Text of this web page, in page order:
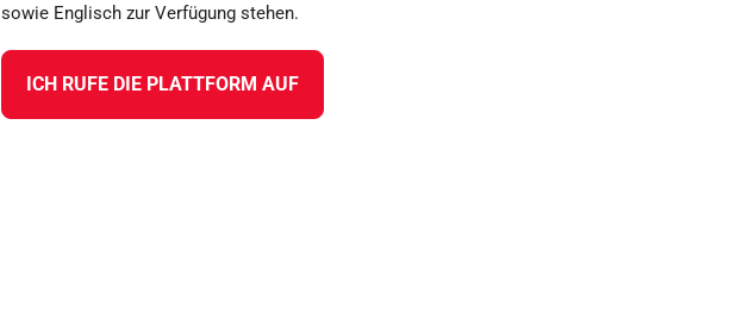
sowie Englisch zur Verfügung stehen.
ICH RUFE DIE PLATTFORM AUF